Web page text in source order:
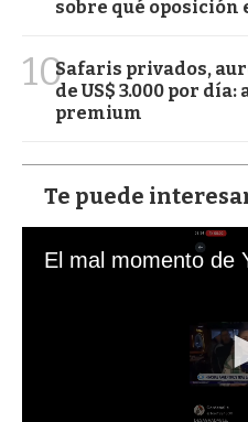
sobre qué oposición
10Safaris privados,
de US$ 3.000 por
premium
Te puede